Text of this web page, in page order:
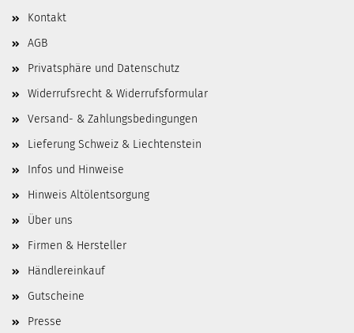
Kontakt
AGB
Privatsphäre und Datenschutz
Widerrufsrecht & Widerrufsformular
Versand- & Zahlungsbedingungen
Lieferung Schweiz & Liechtenstein
Infos und Hinweise
Hinweis Altölentsorgung
Über uns
Firmen & Hersteller
Händlereinkauf
Gutscheine
Presse